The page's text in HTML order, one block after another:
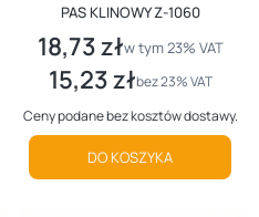
PAS KLINOWY Z-1060
Cena brutto
18,73 złw tym %s VAT
w tym23% VAT
Cena netto
15,23 złbez 23% VAT
Ceny podane bez kosztów dostawy.
DO KOSZYKA